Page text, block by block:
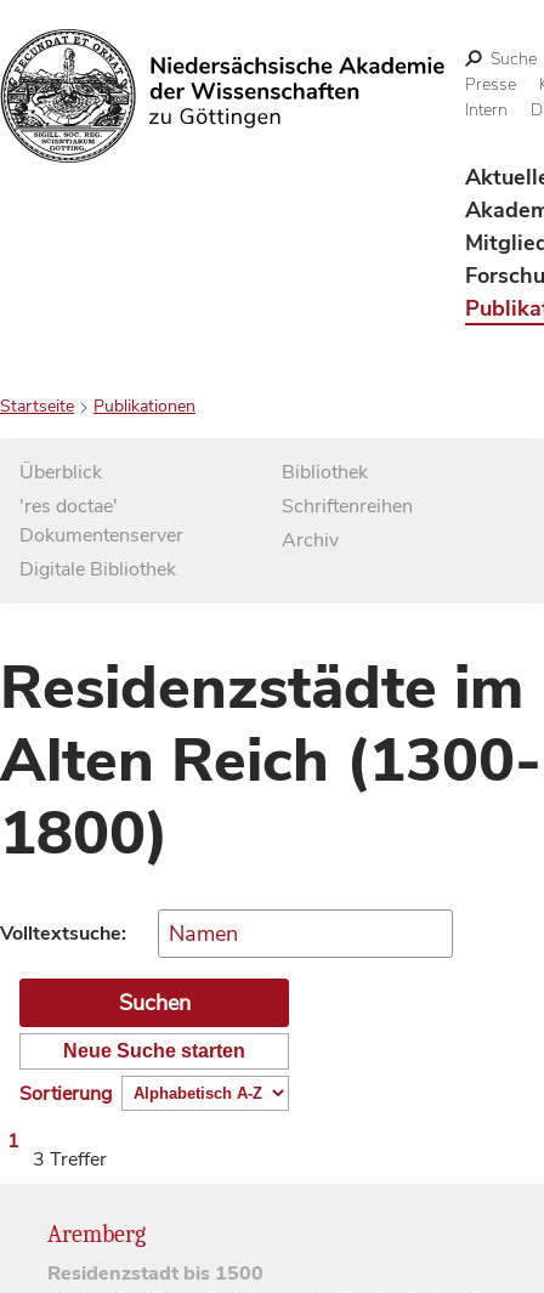
Suchen
Suche
Presse
Intern
Startseite Publikationen
Überblick
'res doctae'
Dokumentenserver
Digitale Bibliothek
Bibliothek
Schriftenreihen
Archiv
Residenzstädte im
Alten Reich (1300-
1800)
Volltextsuche:
Neue Suche starten
Sortierung
1
3 Treffer
Aremberg
Residenzstadt bis 1500